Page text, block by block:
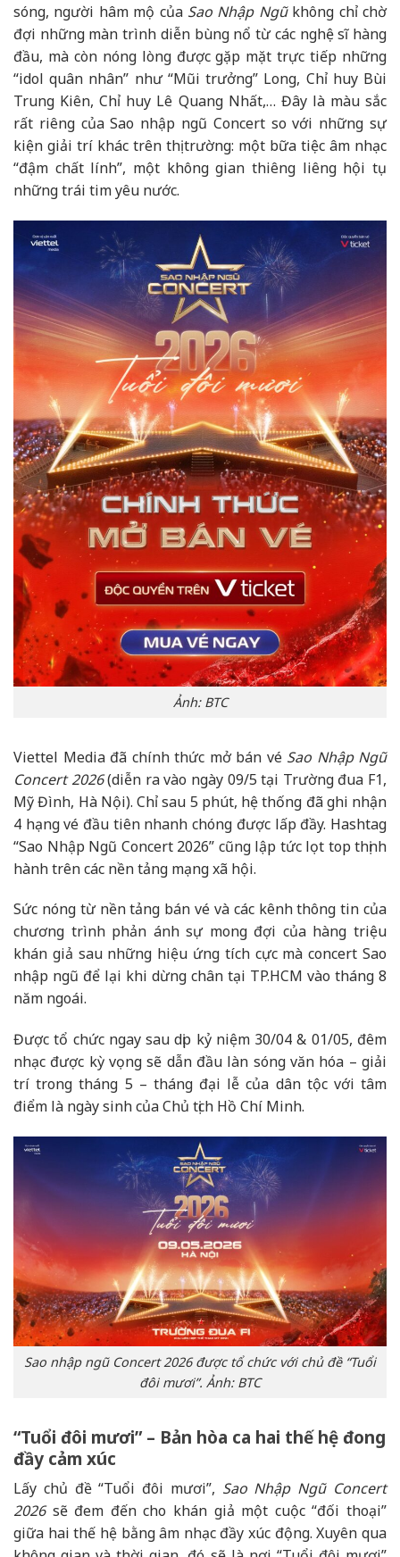
sóng, người hâm mộ của Sao Nhập Ngũkhông chỉ chờ
đợi những màn trình diễn bùng nổ từ các nghệ sĩ hàng
đầu, mà còn nóng lòng được gặp mặt trực tiếp những
“idol quân nhân” như “Mũi trưởng” Long, Chỉ huy Bùi
Trung Kiên, Chỉ huy Lê Quang Nhất,… Đây là màu sắc
rất riêng của Sao nhập ngũ Concert so với những sự
kiện giải trí khác trên thị trường: một bữa tiệc âm nhạc
“đậm chất lính”, một không gian thiêng liêng hội tụ
những trái tim yêu nước.
Ảnh: BTC
Viettel Media đã chính thức mở bán vé Sao Nhập Ngũ
Concert 2026(diễn ra vào ngày 09/5 tại Trường đua F1,
Mỹ Đình, Hà Nội). Chỉ sau 5 phút, hệ thống đã ghi nhận
4 hạng vé đầu tiên nhanh chóng được lấp đầy. Hashtag
“Sao Nhập Ngũ Concert 2026” cũng lập tức lọt top thịnh
hành trên các nền tảng mạng xã hội.
Sức nóng từ nền tảng bán vé và các kênh thông tin của
chương trình phản ánh sự mong đợi của hàng triệu
khán giả sau những hiệu ứng tích cực mà concert Sao
nhập ngũ để lại khi dừng chân tại TP.HCM vào tháng 8
năm ngoái.
Được tổ chức ngay sau dịp kỷ niệm 30/04 & 01/05, đêm
nhạc được kỳ vọng sẽ dẫn đầu làn sóng văn hóa – giải
trí trong tháng 5 – tháng đại lễ của dân tộc với tâm
điểm là ngày sinh của Chủ tịch Hồ Chí Minh.
Sao nhập ngũ Concert 2026 được tổ chức với chủ đề “Tuổi
đôi mươi”. Ảnh: BTC
“Tuổi đôi mươi” – Bản hòa ca hai thế hệ đong
đầy cảm xúc
Lấy chủ đề “Tuổi đôi mươi”, Sao Nhập Ngũ Concert
2026sẽ đem đến cho khán giả một cuộc “đối thoại”
giữa hai thế hệ bằng âm nhạc đầy xúc động. Xuyên qua